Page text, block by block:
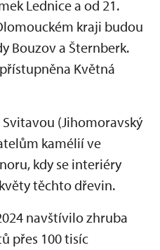
Lednice a od 21.
kraji budou
Bouzov a Šternberk.
Květná
Svitavou (Jihomoravský
kamélií ve
kdy se interiéry
těchto dřevin.
navštívilo zhruba
přes 100 tisíc